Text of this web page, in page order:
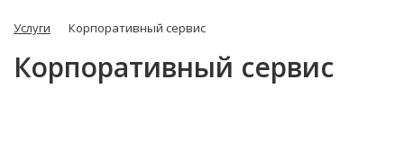
Услуги Корпоративный сервис
Корпоративный сервис